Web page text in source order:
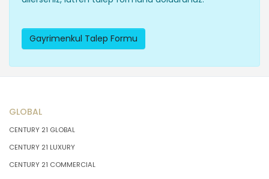
Gayrimenkul Talep Formu
GLOBAL
CENTURY 21 GLOBAL
CENTURY 21 LUXURY
CENTURY 21 COMMERCIAL